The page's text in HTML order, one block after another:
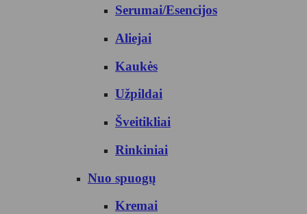
Serumai/Esencijos
Aliejai
Kaukės
Užpildai
Šveitikliai
Rinkiniai
Nuo spuogų
Kremai